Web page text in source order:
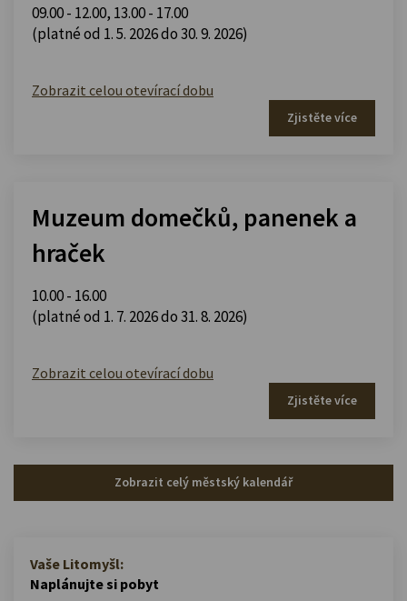
09.00 - 12.00, 13.00 - 17.00
(platné od 1. 5. 2026 do 30. 9. 2026)
Zobrazit celou otevírací dobu
Zjistěte více
Muzeum domečků, panenek a
hraček
10.00 - 16.00
(platné od 1. 7. 2026 do 31. 8. 2026)
Zobrazit celou otevírací dobu
Zjistěte více
Zobrazit celý městský kalendář
Vaše Litomyšl:
Naplánujte si pobyt